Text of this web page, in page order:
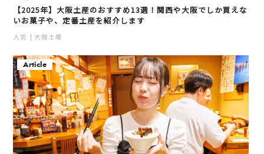
【2025年】大阪土産のおすすめ13選！関西や大阪でしか買えな
いお菓子や、定番土産を紹介します
人気 大阪土産
Article